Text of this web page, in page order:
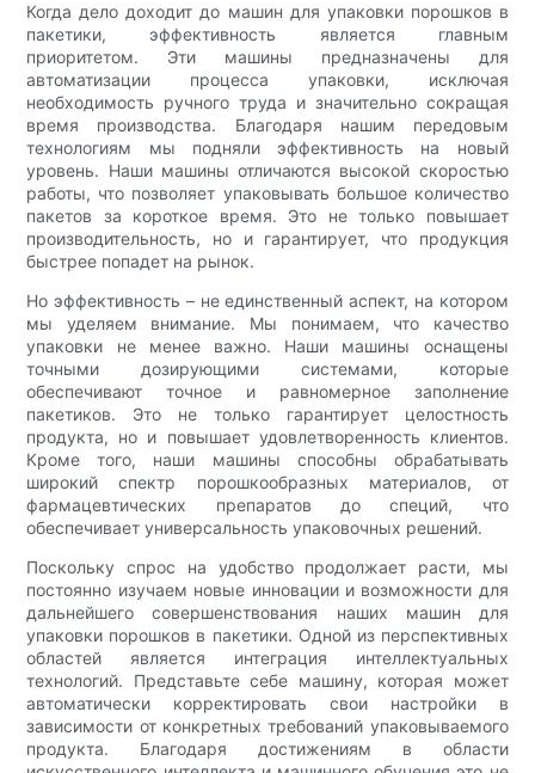
Когда дело доходит до машин для упаковки порошков в
пакетики, эффективность является главным
приоритетом. Эти машины предназначены для
автоматизации процесса упаковки, исключая
необходимость ручного труда и значительно сокращая
время производства. Благодаря нашим передовым
технологиям мы подняли эффективность на новый
уровень. Наши машины отличаются высокой скоростью
работы, что позволяет упаковывать большое количество
пакетов за короткое время. Это не только повышает
производительность, но и гарантирует, что продукция
быстрее попадет на рынок.
Но эффективность – не единственный аспект, на котором
мы уделяем внимание. Мы понимаем, что качество
упаковки не менее важно. Наши машины оснащены
точными дозирующими системами, которые
обеспечивают точное и равномерное заполнение
пакетиков. Это не только гарантирует целостность
продукта, но и повышает удовлетворенность клиентов.
Кроме того, наши машины способны обрабатывать
широкий спектр порошкообразных материалов, от
фармацевтических препаратов до специй, что
обеспечивает универсальность упаковочных решений.
Поскольку спрос на удобство продолжает расти, мы
постоянно изучаем новые инновации и возможности для
дальнейшего совершенствования наших машин для
упаковки порошков в пакетики. Одной из перспективных
областей является интеграция интеллектуальных
технологий. Представьте себе машину, которая может
автоматически корректировать свои настройки в
зависимости от конкретных требований упаковываемого
продукта. Благодаря достижениям в области